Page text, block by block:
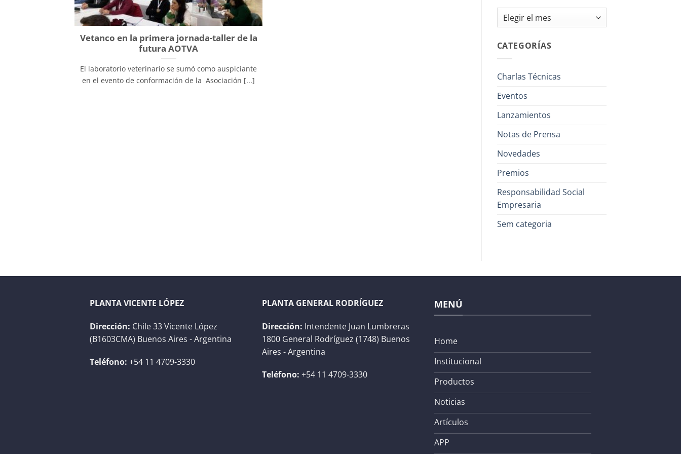
Vetanco en la primera jornada-taller de la
futura AOTVA
El laboratorio veterinario se sumó como auspiciante
en el evento de conformación de la Asociación [...]
Archivos
CATEGORÍAS
Charlas Técnicas
Eventos
Lanzamientos
Notas de Prensa
Novedades
Premios
Responsabilidad Social
Empresaria
Sem categoria
PLANTA VICENTE LÓPEZ
Dirección: Chile 33 Vicente López
(B1603CMA) Buenos Aires - Argentina
Teléfono: +54 11 4709-3330
PLANTA GENERAL RODRÍGUEZ
Dirección: Intendente Juan Lumbreras
1800 General Rodríguez (1748) Buenos
Aires - Argentina
Teléfono: +54 11 4709-3330
MENÚ
Home
Institucional
Productos
Noticias
Artículos
APP